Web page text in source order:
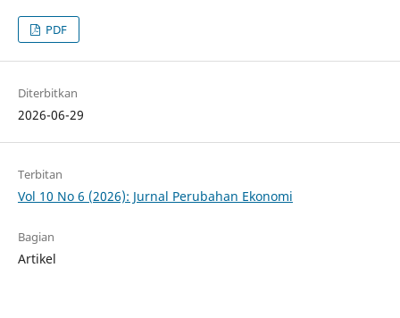
PDF
Diterbitkan
2026-06-29
Terbitan
Vol 10 No 6 (2026): Jurnal Perubahan Ekonomi
Bagian
Artikel